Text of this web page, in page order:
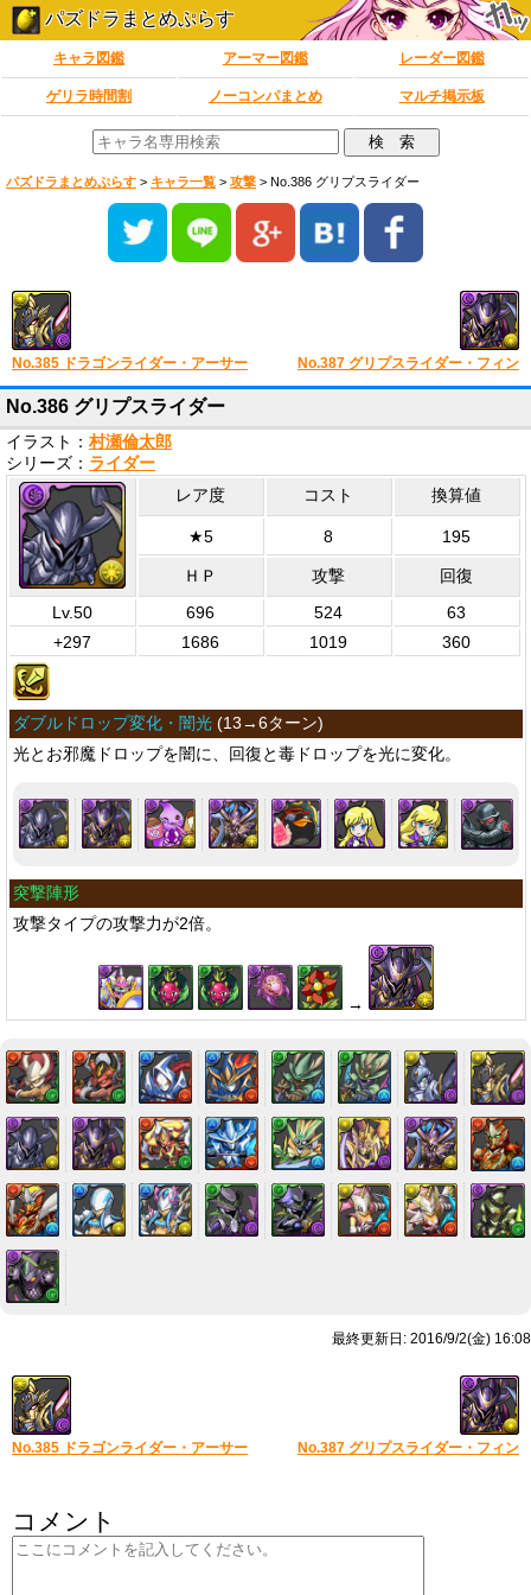
パズドラまとめぷらす
キャラ図鑑 アーマー図鑑 レーダー図鑑
ゲリラ時間割 ノーコンパまとめ マルチ掲示板
パズドラまとめぷらす > キャラ一覧 > 攻撃 > No.386 グリプスライダー
No.385 ドラゴンライダー・アーサー No.387 グリプスライダー・フィン
No.386 グリプスライダー
イラスト： 村瀬倫太郎
シリーズ： ライダー
レア度 コスト 換算値
★5 8 195
ＨＰ 攻撃
回復
Lv.50
696 524
63
+297
1686 1019 360
ダブルドロップ変化・闇光 (13→6ターン)
光とお邪魔ドロップを闇に、回復と毒ドロップを光に変化。
突撃陣形
攻撃タイプの攻撃力が2倍。
→
最終更新日: 2016/9/2(金) 16:08
No.385 ドラゴンライダー・アーサー No.387 グリプスライダー・フィン
コメント